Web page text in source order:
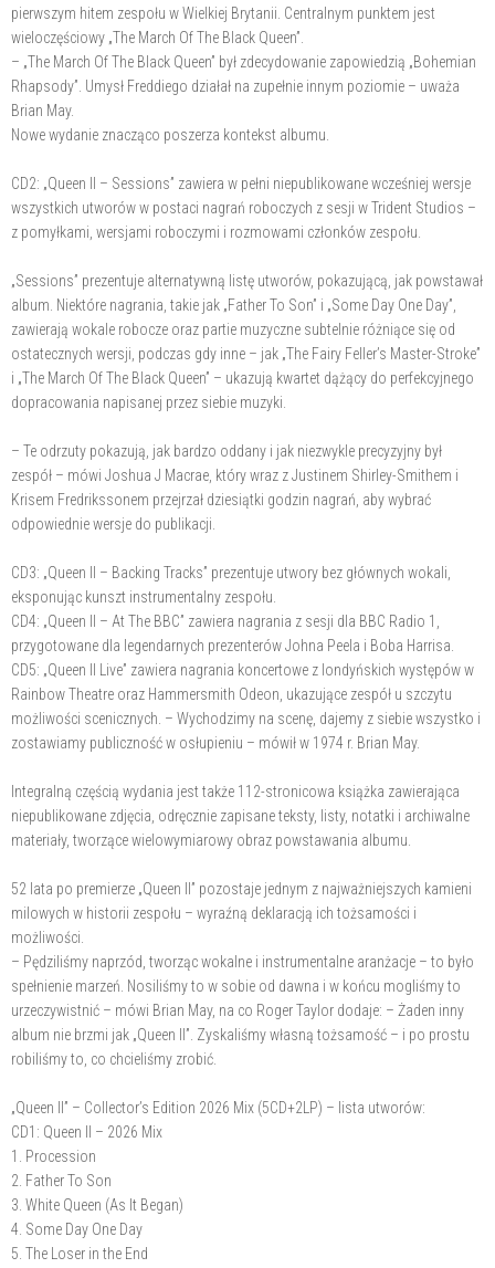
pierwszym hitem zespołu w Wielkiej Brytanii. Centralnym punktem jest
wieloczęściowy „The March Of The Black Queen”.
– „The March Of The Black Queen” był zdecydowanie zapowiedzią „Bohemian
Rhapsody”. Umysł Freddiego działał na zupełnie innym poziomie – uważa
Brian May.
Nowe wydanie znacząco poszerza kontekst albumu.
CD2: „Queen II – Sessions” zawiera w pełni niepublikowane wcześniej wersje
wszystkich utworów w postaci nagrań roboczych z sesji w Trident Studios –
z pomyłkami, wersjami roboczymi i rozmowami członków zespołu.
„Sessions” prezentuje alternatywną listę utworów, pokazującą, jak powstawał
album. Niektóre nagrania, takie jak „Father To Son” i „Some Day One Day”,
zawierają wokale robocze oraz partie muzyczne subtelnie różniące się od
ostatecznych wersji, podczas gdy inne – jak „The Fairy Feller’s Master-Stroke”
i „The March Of The Black Queen” – ukazują kwartet dążący do perfekcyjnego
dopracowania napisanej przez siebie muzyki.
– Te odrzuty pokazują, jak bardzo oddany i jak niezwykle precyzyjny był
zespół – mówi Joshua J Macrae, który wraz z Justinem Shirley-Smithem i
Krisem Fredrikssonem przejrzał dziesiątki godzin nagrań, aby wybrać
odpowiednie wersje do publikacji.
CD3: „Queen II – Backing Tracks” prezentuje utwory bez głównych wokali,
eksponując kunszt instrumentalny zespołu.
CD4: „Queen II – At The BBC” zawiera nagrania z sesji dla BBC Radio 1,
przygotowane dla legendarnych prezenterów Johna Peela i Boba Harrisa.
CD5: „Queen II Live” zawiera nagrania koncertowe z londyńskich występów w
Rainbow Theatre oraz Hammersmith Odeon, ukazujące zespół u szczytu
możliwości scenicznych. – Wychodzimy na scenę, dajemy z siebie wszystko i
zostawiamy publiczność w osłupieniu – mówił w 1974 r. Brian May.
Integralną częścią wydania jest także 112-stronicowa książka zawierająca
niepublikowane zdjęcia, odręcznie zapisane teksty, listy, notatki i archiwalne
materiały, tworzące wielowymiarowy obraz powstawania albumu.
52 lata po premierze „Queen II” pozostaje jednym z najważniejszych kamieni
milowych w historii zespołu – wyraźną deklaracją ich tożsamości i
możliwości.
– Pędziliśmy naprzód, tworząc wokalne i instrumentalne aranżacje – to było
spełnienie marzeń. Nosiliśmy to w sobie od dawna i w końcu mogliśmy to
urzeczywistnić – mówi Brian May, na co Roger Taylor dodaje: – Żaden inny
album nie brzmi jak „Queen II”. Zyskaliśmy własną tożsamość – i po prostu
robiliśmy to, co chcieliśmy zrobić.
„Queen II” – Collector’s Edition 2026 Mix (5CD+2LP) – lista utworów:
CD1: Queen II – 2026 Mix
1. Procession
2. Father To Son
3. White Queen (As It Began)
4. Some Day One Day
5. The Loser in the End